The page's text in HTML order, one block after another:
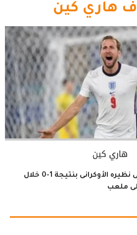
هاري كين
تقدم منتخب إنجلترا على نظيره الأوكرانى بنتيجة 1-0 خلال
ملعب